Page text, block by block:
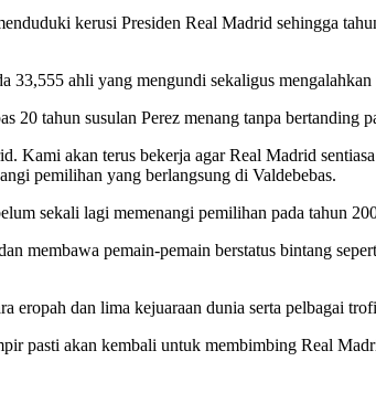
kerusi Presiden Real Madrid sehingga
ahli yang mengundi sekaligus
20 tahun susulan Perez menang tanpa bertanding
Kami akan terus bekerja agar Real Madrid
pemilihan yang berlangsung di Valdebebas.
sekali lagi memenangi pemilihan pada tahun
membawa pemain-pemain berstatus bintang
dan lima kejuaraan dunia serta pelbagai
pasti akan kembali untuk membimbing Real